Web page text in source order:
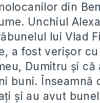
din
Unchiul
lui Vlad
a fost verișor cu
Dumitru și că
buni. Înseamnă
și au avut